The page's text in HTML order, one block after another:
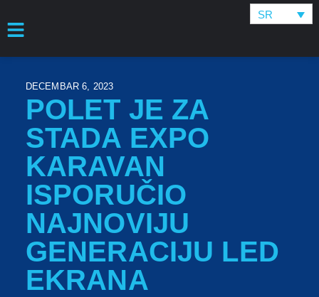
SR
DECEMBAR 6, 2023
POLET JE ZA
STADA EXPO
KARAVAN
ISPORUČIO
NAJNOVIJU
GENERACIJU LED
EKRANA